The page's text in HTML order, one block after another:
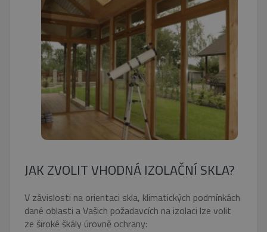
JAK ZVOLIT VHODNÁ IZOLAČNÍ SKLA?
V závislosti na orientaci skla, klimatických podmínkách
dané oblasti a Vašich požadavcích na izolaci lze volit
ze široké škály úrovně ochrany: